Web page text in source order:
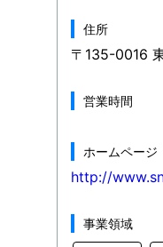
住所
〒135-0016
営業時間
ホームページ
http://
事業領域